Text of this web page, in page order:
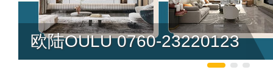
欧陆OULU 0760-23220123